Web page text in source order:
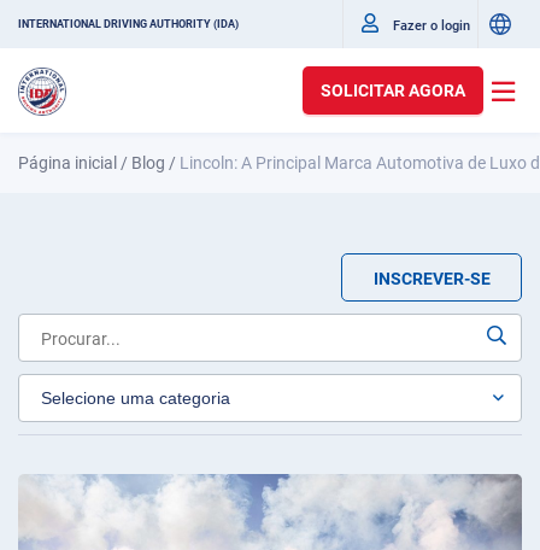
INTERNATIONAL DRIVING AUTHORITY (IDA) Fazer o login
SOLICITAR AGORA
Página inicial / Blog / Lincoln: A Principal Marca Automotiva de Luxo
INSCREVER-SE